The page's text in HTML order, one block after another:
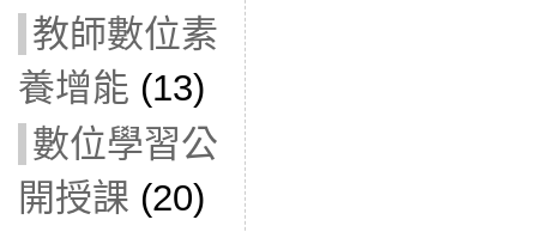
教師數位素
養增能 (13)
數位學習公
開授課 (20)